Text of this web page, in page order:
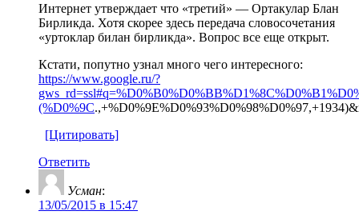
Интернет утверждает что «третий» — Ортакулар Блан
Бирликда. Хотя скорее здесь передача словосочетания
«уртоклар билан бирликда». Вопрос все еще открыт.
Кстати, попутно узнал много чего интересного:
https://www.google.ru/?
(%D0%9C
[Цитировать]
Ответить
Усман:
13/05/2015 в 15:47